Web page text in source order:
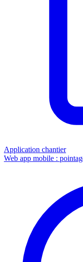
Application chantier
Web app mobile :